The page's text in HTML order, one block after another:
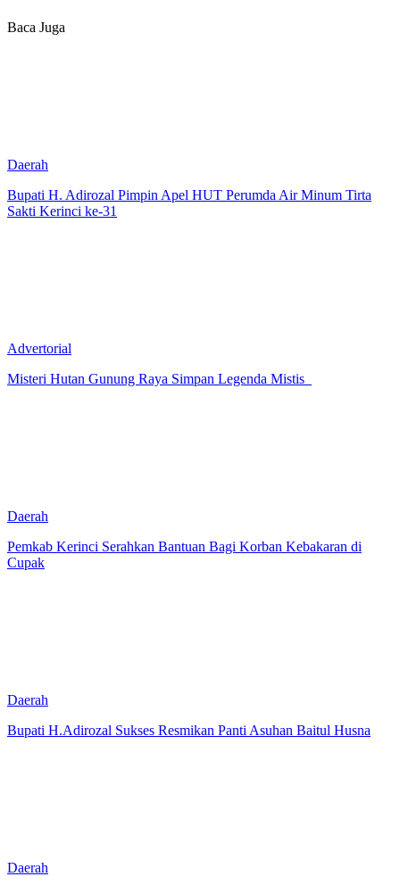
Baca Juga
Daerah
Bupati H. Adirozal Pimpin Apel HUT Perumda Air Minum Tirta
Sakti Kerinci ke-31
Advertorial
Misteri Hutan Gunung Raya Simpan Legenda Mistis
Daerah
Pemkab Kerinci Serahkan Bantuan Bagi Korban Kebakaran di
Cupak
Daerah
Bupati H.Adirozal Sukses Resmikan Panti Asuhan Baitul Husna
Daerah